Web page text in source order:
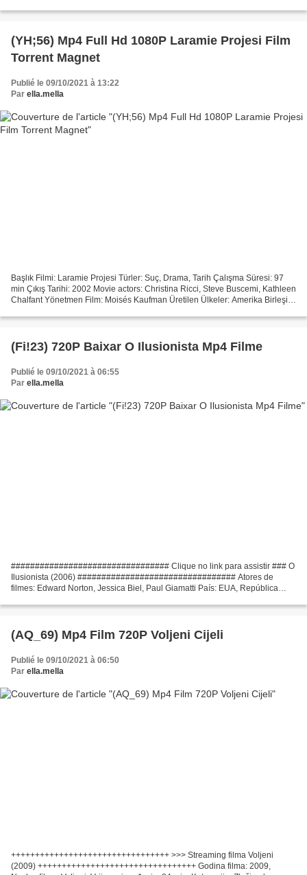
(YH;56) Mp4 Full Hd 1080P Laramie Projesi Film
Torrent Magnet
Publié le 09/10/2021 à 13:22
Par ella.mella
Başlık Filmi: Laramie Projesi Türler: Suç, Drama, Tarih Çalışma Süresi: 97
min Çıkış Tarihi: 2002 Movie actors: Christina Ricci, Steve Buscemi, Kathleen
Chalfant Yönetmen Film: Moisés Kaufman Üretilen Ülkeler: Amerika Birleşik
(Fi!23) 720P Baixar O Ilusionista Mp4 Filme
Publié le 09/10/2021 à 06:55
Par ella.mella
################################# Clique no link para assistir ### O
Ilusionista (2006) ################################# Atores de
filmes: Edward Norton, Jessica Biel, Paul Giamatti País: EUA, República
(AQ_69) Mp4 Film 720P Voljeni Cijeli
Publié le 09/10/2021 à 06:50
Par ella.mella
+++++++++++++++++++++++++++++++++ >>> Streaming filma Voljeni
(2009) +++++++++++++++++++++++++++++++++ Godina filma: 2009,